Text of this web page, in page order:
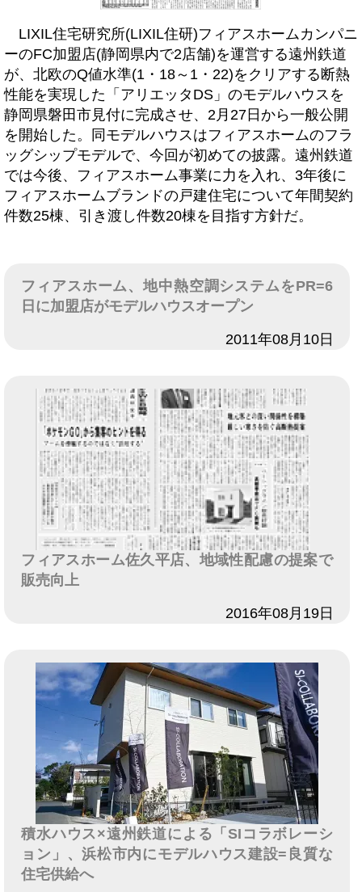
LIXIL住宅研究所(LIXIL住研)フィアスホームカンパニ
ーのFC加盟店(静岡県内で2店舗)を運営する遠州鉄道
が、北欧のQ値水準(1・18～1・22)をクリアする断熱
性能を実現した「アリエッタDS」のモデルハウスを
静岡県磐田市見付に完成させ、2月27日から一般公開
を開始した。同モデルハウスはフィアスホームのフラ
ッグシップモデルで、今回が初めての披露。遠州鉄道
では今後、フィアスホーム事業に力を入れ、3年後に
フィアスホームブランドの戸建住宅について年間契約
件数25棟、引き渡し件数20棟を目指す方針だ。
フィアスホーム、地中熱空調システムをPR=6
日に加盟店がモデルハウスオープン
2011年08月10日
フィアスホーム佐久平店、地域性配慮の提案で
販売向上
2016年08月19日
積水ハウス×遠州鉄道による「SIコラボレーシ
ョン」、浜松市内にモデルハウス建設=良質な
住宅供給へ